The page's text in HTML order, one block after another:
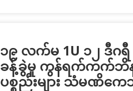
၁၉ လက်မ 1U ၁၂ ဒီ
ခန့်ခွဲမှု ကွန်ရက်ကက်
ပစ္စည်းများ သံမဏိ